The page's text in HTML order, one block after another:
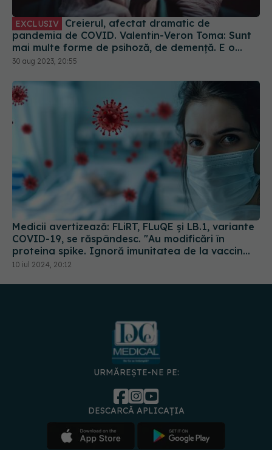
EXCLUSIV
pandemia de COVID. Valentin-Veron Toma: Sunt
mai multe forme de psihoză, de demență. E o
accelerare a unor fenomene care păreau să fie
30 aug 2023, 20:55
Medicii avertizează: FLiRT, FLuQE și LB.1, variante
COVID-19, se răspândesc. "Au modificări în
proteina spike. Ignoră imunitatea de la vaccin
sau infectarea anterioară
10 iul 2024, 20:12
URMĂREȘTE-NE PE:
DESCARCĂ APLICAȚIA